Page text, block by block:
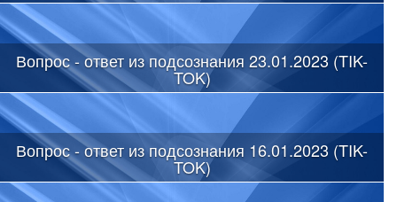
Вопрос - ответ из подсознания 23.01.2023 (TIK-
TOK)
Вопрос - ответ из подсознания 16.01.2023 (TIK-
TOK)